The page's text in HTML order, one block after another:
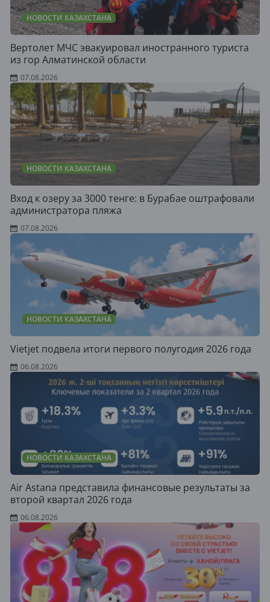
НОВОСТИ КАЗАХСТАНА
Вертолет МЧС эвакуировал иностранного туриста
из гор Алматинской области
07.08.2026
НОВОСТИ КАЗАХСТАНА
Вход к озеру за 3000 тенге: в Бурабае оштрафовали
администратора пляжа
07.08.2026
НОВОСТИ КАЗАХСТАНА
Vietjet подвела итоги первого полугодия 2026 года
06.08.2026
НОВОСТИ КАЗАХСТАНА
Air Astana представила финансовые результаты за
второй квартал 2026 года
06.08.2026